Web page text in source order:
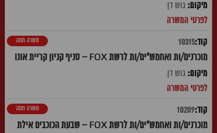
גוש דן
10315
מוכרנים/ות ואחמש"ים/ות לרשת FOX – סניף קניון קריית אונו
משרה חמה
גוש דן
10209
מוכרנים/ות ואחמש"ים/ות לרשת FOX – שבעת הכוכבים אילת
משרה חמה